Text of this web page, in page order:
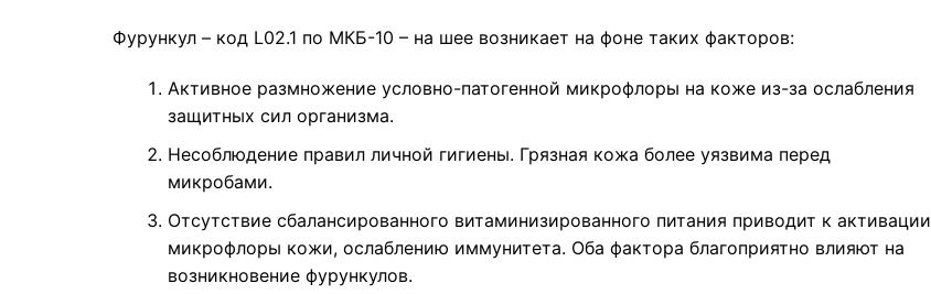
Фурункул – код L02.1 по МКБ-10 – на шее возникает на фоне таких факторов:
Активное размножение условно-патогенной микрофлоры на коже из-за ослабления
защитных сил организма.
Несоблюдение правил личной гигиены. Грязная кожа более уязвима перед
микробами.
Отсутствие сбалансированного витаминизированного питания приводит к активации
микрофлоры кожи, ослаблению иммунитета. Оба фактора благоприятно влияют на
возникновение фурункулов.